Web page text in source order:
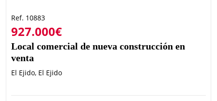
Ref. 10883
927.000€
Local comercial de nueva construcción en
venta
El Ejido, El Ejido